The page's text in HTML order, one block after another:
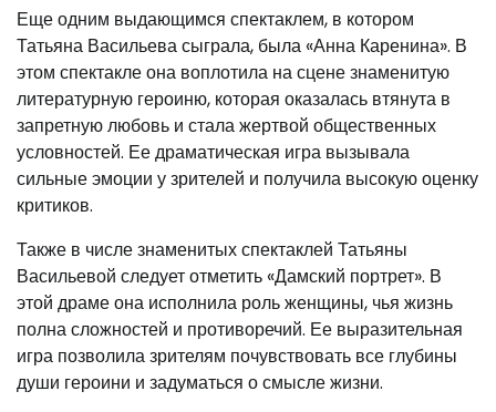
Еще одним выдающимся спектаклем, в котором
Татьяна Васильева сыграла, была «Анна Каренина». В
этом спектакле она воплотила на сцене знаменитую
литературную героиню, которая оказалась втянута в
запретную любовь и стала жертвой общественных
условностей. Ее драматическая игра вызывала
сильные эмоции у зрителей и получила высокую оценку
критиков.
Также в числе знаменитых спектаклей Татьяны
Васильевой следует отметить «Дамский портрет». В
этой драме она исполнила роль женщины, чья жизнь
полна сложностей и противоречий. Ее выразительная
игра позволила зрителям почувствовать все глубины
души героини и задуматься о смысле жизни.